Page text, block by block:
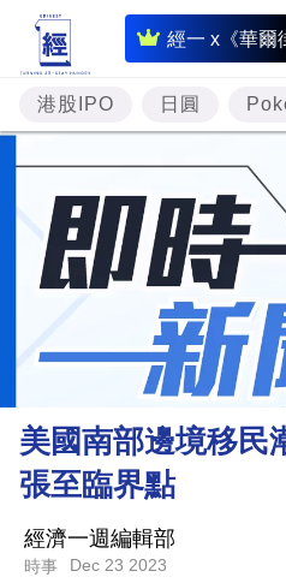
經一 x《華爾
即
時
財
經
專
題
投
資
樓
市
財
商
業
科
港股IPO 日圓
美國南部邊境移民
張至臨界點
經濟一週編輯部
時事 Dec 23 2023